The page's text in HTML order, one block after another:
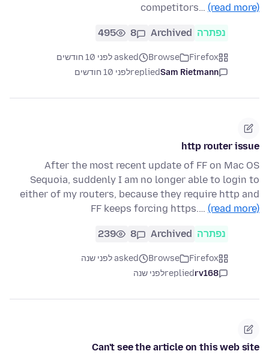
competitors… (read more)
נפתרה Archived
8
495
Firefox
Browse
asked לפני 10 חודשים
Sam Rietmann
repliedלפני 10 חודשים
http router issue
After the most recent update of FF on Mac OS
Sequoia, suddenly I am no longer able to login to
either of my routers, because they require http and
FF keeps forcing https.… (read more)
נפתרה Archived
8
239
Firefox
Browse
asked לפני שנה
rv168
repliedלפני שנה
Can't see the article on this web site